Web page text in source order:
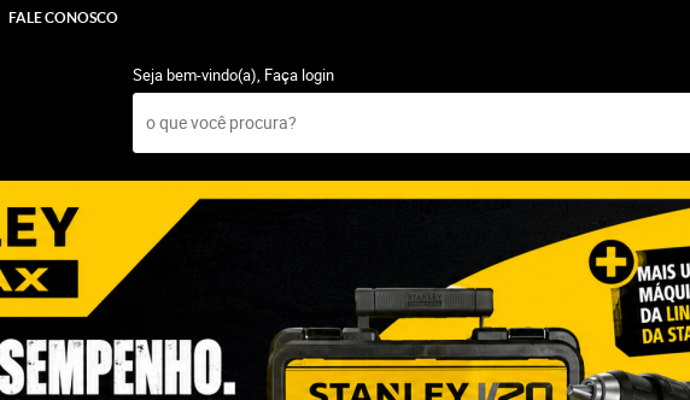
FALE CONOSCO
Seja bem-vindo(a), Faça login